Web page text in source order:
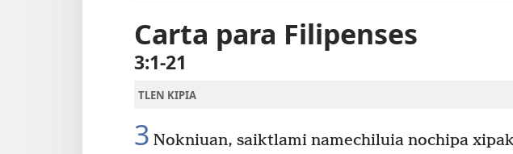
Carta para Filipenses
3:1-21
TLEN KIPIA
3 Nokniuan, saiktlami namechiluia nochipa